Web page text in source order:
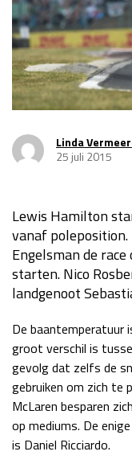
Race
GP
Kwalificatie
GP MEXICO
Race
GP SÃO PAULO
Kwalificatie
Race
LAS VEGAS
Kwalificatie
Race
GP ABU DHABI
Linda
25 juli 2015
Lewis Hamilton
vanaf
Engelsman de
starten. Nico
landgenoot
De baantemperatuur
groot verschil is
gevolg dat zelfs de
gebruiken om zich te
McLaren besparen
op mediums. De
is Daniel Ricciardo.